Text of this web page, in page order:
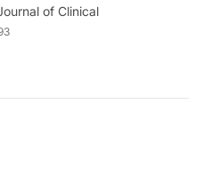
of Clinical